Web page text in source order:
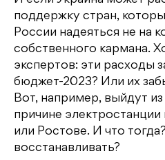
поддержку стран,
России надеяться не на
собственного кармана.
экспертов: эти расходы
бюджет-2023? Или их
Вот, например, выйдут
причине
или Ростове. И что
восстанавливать?